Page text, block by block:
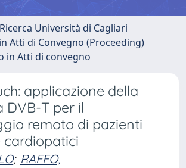
Università di Cagliari
Atti di Convegno (Proceeding)
in Atti di convegno
applicazione della
DVB-T per il
remoto di pazienti
cardiopatici
; RAFFO,